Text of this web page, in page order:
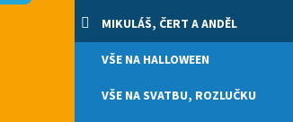
e
l
MIKULÁŠ, ČERT A ANDĚL
VŠE NA HALLOWEEN
VŠE NA SVATBU, ROZLUČKU